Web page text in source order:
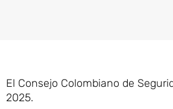
El Consejo Colombiano de
2025.